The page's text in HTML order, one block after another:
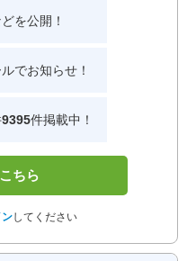
を公開！
でお知らせ！
9395件掲載中！
ちら
ンしてください